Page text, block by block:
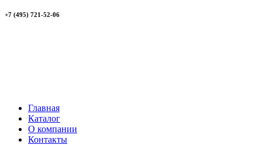
+7 (495) 721-52-06
Главная
Каталог
О компании
Контакты